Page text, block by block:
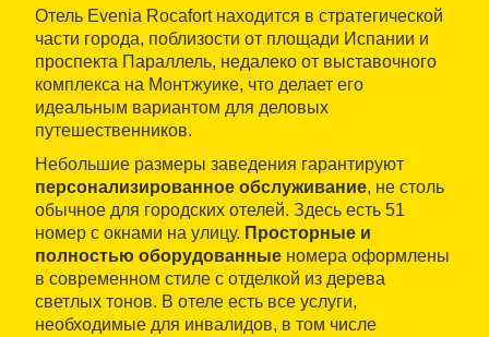
Отель Evenia Rocafort находится в стратегической
части города, поблизости от площади Испании и
проспекта Параллель, недалеко от выставочного
комплекса на Монтжуике, что делает его
идеальным вариантом для деловых
путешественников.
Небольшие размеры заведения гарантируют
персонализированное обслуживание, не столь
обычное для городских отелей. Здесь есть 51
номер с окнами на улицу. Просторные и
полностью оборудованные номера оформлены
в современном стиле с отделкой из дерева
светлых тонов. В отеле есть все услуги,
необходимые для инвалидов, в том числе